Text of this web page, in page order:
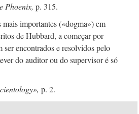
Phoenix, p. 315.
importantes («dogma») em
de Hubbard, a começar por
ser encontrados e resolvidos pelo
do auditor ou do supervisor é só
p. 2.